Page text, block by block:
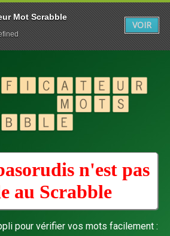
n'est pas
au Scrabble
pour vérifier vos mots facilement :
Mot Scrabble
VOIR